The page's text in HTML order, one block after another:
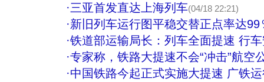
·三亚首发直达上海列车(04/18 22:21)
·新旧列车运行图平稳交替正点率达99
·铁道部运输局长：列车全面提速 行
·专家称，铁路大提速不会“冲击”航空
·中国铁路今起正式实施大提速 广铁